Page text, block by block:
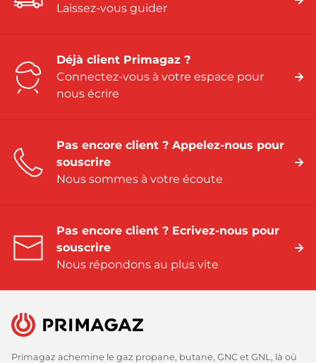
Laissez-vous guider
Déjà client Primagaz ?
Connectez-vous à votre espace pour
nous écrire
Pas encore client ? Appelez-nous pour
souscrire
Nous sommes à votre écoute
Pas encore client ? Ecrivez-nous pour
souscrire
Nous répondons au plus vite
Primagaz achemine le gaz propane, butane, GNC et GNL, là où